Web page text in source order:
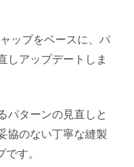
ップをベースに、パ
しアップデートしま
パターンの見直しと
協のない丁寧な縫製
す。